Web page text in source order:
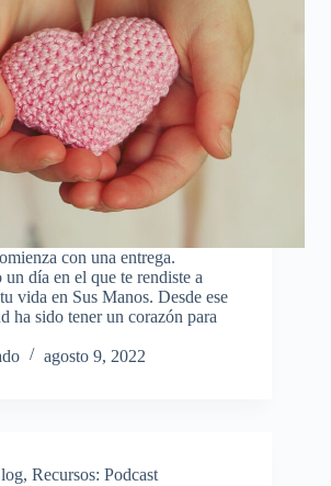
con una entrega.
un día en el que te rendiste a
vida en Sus Manos. Desde ese
ha sido tener un corazón para
agosto 9, 2022
, Recursos: Podcast